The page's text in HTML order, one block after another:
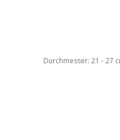
Durchmesser: 21 - 27